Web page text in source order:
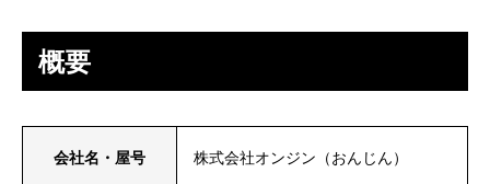
概要
会社名・屋号 株式会社オンジン（おんじん）